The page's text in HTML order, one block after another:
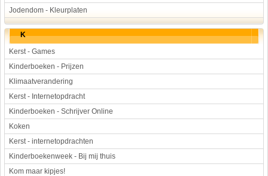
Jodendom - Kleurplaten
K
Kerst - Games
Kinderboeken - Prijzen
Klimaatverandering
Kerst - Internetopdracht
Kinderboeken - Schrijver Online
Koken
Kerst - internetopdrachten
Kinderboekenweek - Bij mij thuis
Kom maar kipjes!